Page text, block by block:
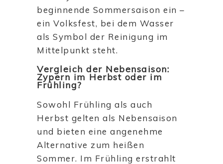
beginnende Sommersaison ein –
ein Volksfest, bei dem Wasser
als Symbol der Reinigung im
Mittelpunkt steht.
Vergleich der Nebensaison:
Zypern im Herbst oder im
Frühling?
Sowohl Frühling als auch
Herbst gelten als Nebensaison
und bieten eine angenehme
Alternative zum heißen
Sommer. Im Frühling erstrahlt